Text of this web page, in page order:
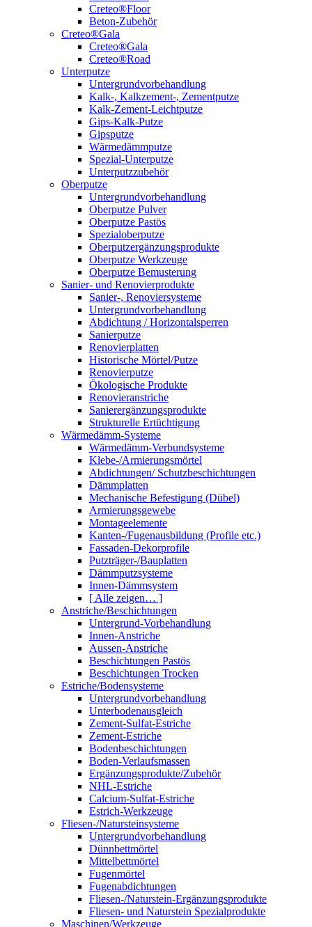
Creteo®Floor
Beton-Zubehör
Creteo®Gala
Creteo®Gala
Creteo®Road
Unterputze
Untergrundvorbehandlung
Kalk-, Kalkzement-, Zementputze
Kalk-Zement-Leichtputze
Gips-Kalk-Putze
Gipsputze
Wärmedämmputze
Spezial-Unterputze
Unterputzzubehör
Oberputze
Untergrundvorbehandlung
Oberputze Pulver
Oberputze Pastös
Spezialoberputze
Oberputzergänzungsprodukte
Oberputze Werkzeuge
Oberputze Bemusterung
Sanier- und Renovierprodukte
Sanier-, Renoviersysteme
Untergrundvorbehandlung
Abdichtung / Horizontalsperren
Sanierputze
Renovierplatten
Historische Mörtel/Putze
Renovierputze
Ökologische Produkte
Renovieranstriche
Sanierergänzungsprodukte
Strukturelle Ertüchtigung
Wärmedämm-Systeme
Wärmedämm-Verbundsysteme
Klebe-/Armierungsmörtel
Abdichtungen/ Schutzbeschichtungen
Dämmplatten
Mechanische Befestigung (Dübel)
Armierungsgewebe
Montageelemente
Kanten-/Fugenausbildung (Profile etc.)
Fassaden-Dekorprofile
Putzträger-/Bauplatten
Dämmputzsysteme
Innen-Dämmsystem
[ Alle zeigen… ]
Anstriche/Beschichtungen
Untergrund-Vorbehandlung
Innen-Anstriche
Aussen-Anstriche
Beschichtungen Pastös
Beschichtungen Trocken
Estriche/Bodensysteme
Untergrundvorbehandlung
Unterbodenausgleich
Zement-Sulfat-Estriche
Zement-Estriche
Bodenbeschichtungen
Boden-Verlaufsmassen
Ergänzungsprodukte/Zubehör
NHL-Estriche
Calcium-Sulfat-Estriche
Estrich-Werkzeuge
Fliesen-/Natursteinsysteme
Untergrundvorbehandlung
Dünnbettmörtel
Mittelbettmörtel
Fugenmörtel
Fugenabdichtungen
Fliesen-/Naturstein-Ergänzungsprodukte
Fliesen- und Naturstein Spezialprodukte
Maschinen/Werkzeuge